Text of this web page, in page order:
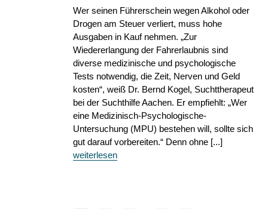
Wer seinen Führerschein wegen Alkohol oder
Drogen am Steuer verliert, muss hohe
Ausgaben in Kauf nehmen. „Zur
Wiedererlangung der Fahrerlaubnis sind
diverse medizinische und psychologische
Tests notwendig, die Zeit, Nerven und Geld
kosten“, weiß Dr. Bernd Kogel, Suchttherapeut
bei der Suchthilfe Aachen. Er empfiehlt: „Wer
eine Medizinisch-Psychologische-
Untersuchung (MPU) bestehen will, sollte sich
gut darauf vorbereiten.“ Denn ohne [...]
weiterlesen